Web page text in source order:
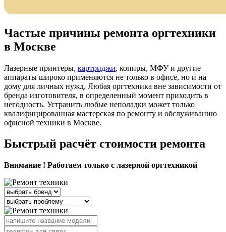
Частые причины ремонта оргтехники
в Москве
Лазерные принтеры, картриджи, копиры, МФУ и другие
аппараты широко применяются не только в офисе, но и на
дому для личных нужд. Любая оргтехника вне зависимости от
бренда изготовителя, в определенный момент приходить в
негодность. Устранить любые неполадки может только
квалифицированная мастерская по ремонту и обслуживанию
офисной техники в Москве.
Быстрый расчёт стоимости ремонта
Внимание ! Работаем только с лазерной оргтехникой